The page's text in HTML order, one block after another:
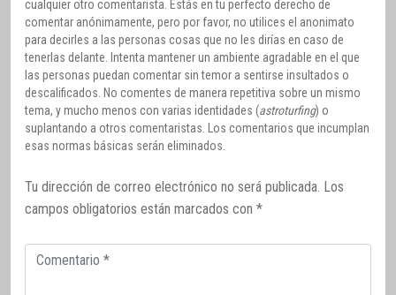
cualquier otro comentarista. Estás en tu perfecto derecho de
comentar anónimamente, pero por favor, no utilices el anonimato
para decirles a las personas cosas que no les dirías en caso de
tenerlas delante. Intenta mantener un ambiente agradable en el que
las personas puedan comentar sin temor a sentirse insultados o
descalificados. No comentes de manera repetitiva sobre un mismo
tema, y mucho menos con varias identidades (astroturfing) o
suplantando a otros comentaristas. Los comentarios que incumplan
esas normas básicas serán eliminados.
Tu dirección de correo electrónico no será publicada. Los
campos obligatorios están marcados con *
Comentario